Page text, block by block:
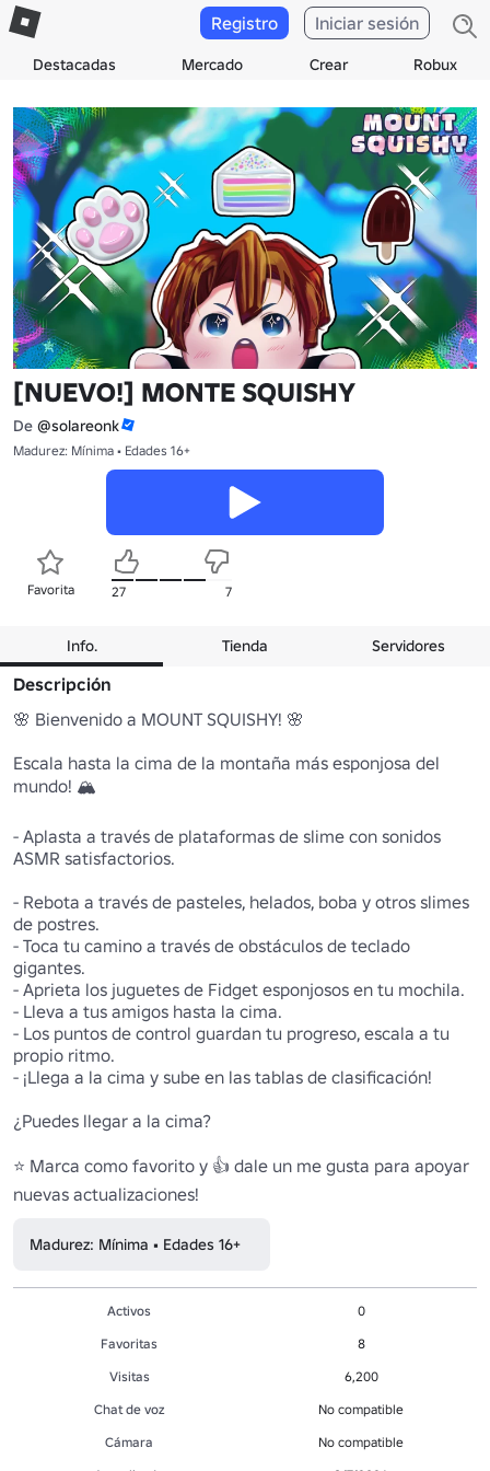
Destacadas Mercado Crear Robux
Registro Iniciar sesión
[NUEVO!] MONTE SQUISHY
De @solareonk
Madurez: Mínima • Edades 16+
Favorita 27 7
Info. Tienda Servidores
Descripción
🌸 Bienvenido a MOUNT SQUISHY! 🌸
Escala hasta la cima de la montaña más esponjosa del
mundo! 🏔️
- Aplasta a través de plataformas de slime con sonidos
ASMR satisfactorios.
- Rebota a través de pasteles, helados, boba y otros slimes
de postres.
- Toca tu camino a través de obstáculos de teclado
gigantes.
- Aprieta los juguetes de Fidget esponjosos en tu mochila.
- Lleva a tus amigos hasta la cima.
- Los puntos de control guardan tu progreso, escala a tu
propio ritmo.
- ¡Llega a la cima y sube en las tablas de clasificación!
¿Puedes llegar a la cima?
⭐ Marca como favorito y 👍 dale un me gusta para apoyar
nuevas actualizaciones!
Madurez: Mínima • Edades 16+
Activos
0
Favoritas
8
Visitas
6,200
Chat de voz
No compatible
Cámara
No compatible